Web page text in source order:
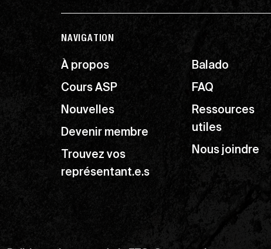
NAVIGATION
À propos
Cours ASP
Nouvelles
Devenir membre
Trouvez vos
représentant.e.s
Balado
FAQ
Ressources
utiles
Nous joindre